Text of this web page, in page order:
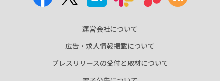
運営会社について
広告・求人情報掲載について
プレスリリースの受付と取材について